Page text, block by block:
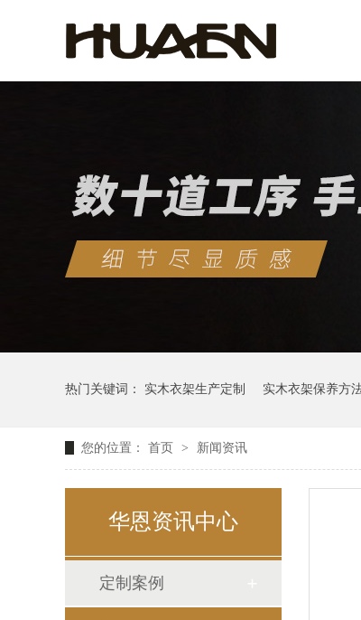
热门关键词： 实木衣架生产定制 实木衣架保养方
您的位置： 首页 > 新闻资讯
华恩资讯中心
定制案例